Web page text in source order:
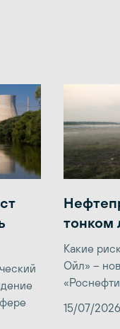
тонком
Какие
Ойл» –
15/07/2026